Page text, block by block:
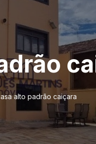
alto padrão caiçara